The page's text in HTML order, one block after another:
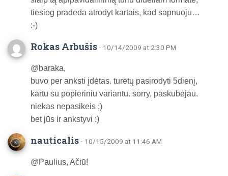
tiesiog pradeda atrodyt kartais, kad sapnuoju…
:-)
Rokas Arbušis · 10/14/2009 at 2:30 PM
@baraka,
buvo per anksti įdėtas. turėtų pasirodyti 5dienį,
kartu su popieriniu variantu. sorry, paskubėjau.
niekas nepasikeis ;)
bet jūs ir ankstyvi :)
nauticalis · 10/15/2009 at 11:46 AM
@Paulius, Ačiū!